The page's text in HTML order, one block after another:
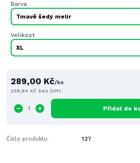
Barva
Velikost
289,00 Kč/ks
238,84 Kč bez DPH
Přidat do
Číslo produktu: 127